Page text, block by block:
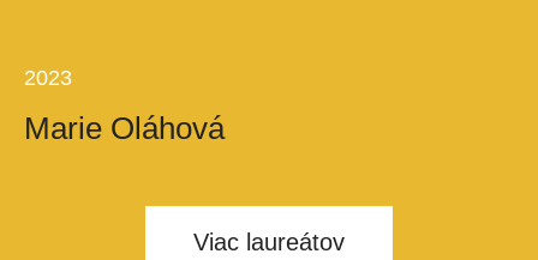
2023
Marie Oláhová
Viac laureátov